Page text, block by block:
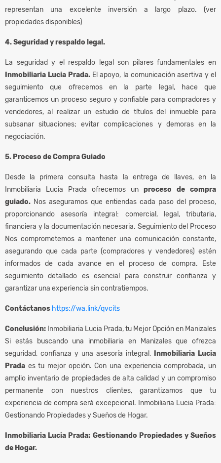
representan una excelente inversión a largo plazo. (ver
propiedades disponibles)
4. Seguridad y respaldo legal.
La seguridad y el respaldo legal son pilares fundamentales en
Inmobiliaria Lucia Prada. El apoyo, la comunicación asertiva y el
seguimiento que ofrecemos en la parte legal, hace que
garanticemos un proceso seguro y confiable para compradores y
vendedores, al realizar un estudio de títulos del inmueble para
subsanar situaciones; evitar complicaciones y demoras en la
negociación.
5. Proceso de Compra Guiado
Desde la primera consulta hasta la entrega de llaves, en la
Inmobiliaria Lucia Prada ofrecemos un proceso de compra
guiado. Nos aseguramos que entiendas cada paso del proceso,
proporcionando asesoría integral: comercial, legal, tributaria,
financiera y la documentación necesaria. Seguimiento del Proceso
Nos comprometemos a mantener una comunicación constante,
asegurando que cada parte (compradores y vendedores) estén
informados de cada avance en el proceso de compra. Este
seguimiento detallado es esencial para construir confianza y
garantizar una experiencia sin contratiempos.
Contáctanos https://wa.link/qvcits
Conclusión: Inmobiliaria Lucia Prada, tu Mejor Opción en Manizales
Si estás buscando una inmobiliaria en Manizales que ofrezca
seguridad, confianza y una asesoría integral,
Inmobiliaria Lucia
Prada es tu mejor opción. Con una experiencia comprobada, un
amplio inventario de propiedades de alta calidad y un compromiso
permanente con nuestros clientes, garantizamos que tu
experiencia de compra será excepcional. Inmobiliaria Lucia Prada:
Gestionando Propiedades y Sueños de Hogar.
Inmobiliaria Lucia Prada: Gestionando Propiedades y Sueños
de Hogar.